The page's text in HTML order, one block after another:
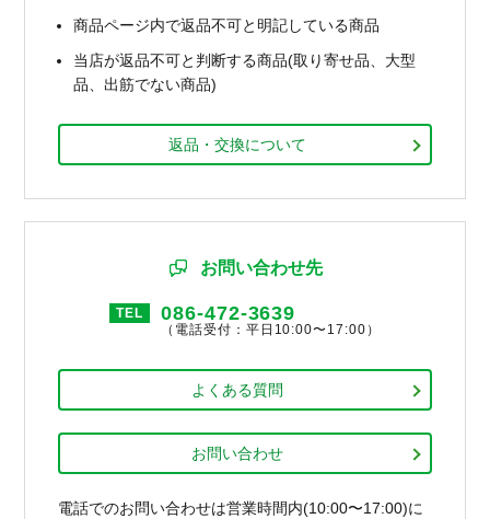
商品ページ内で返品不可と明記している商品
当店が返品不可と判断する商品(取り寄せ品、大型
品、出筋でない商品)
返品・交換について
お問い合わせ先
TEL 086-472-3639
（電話受付：平日10:00〜17:00）
よくある質問
お問い合わせ
電話でのお問い合わせは営業時間内(10:00〜17:00)に